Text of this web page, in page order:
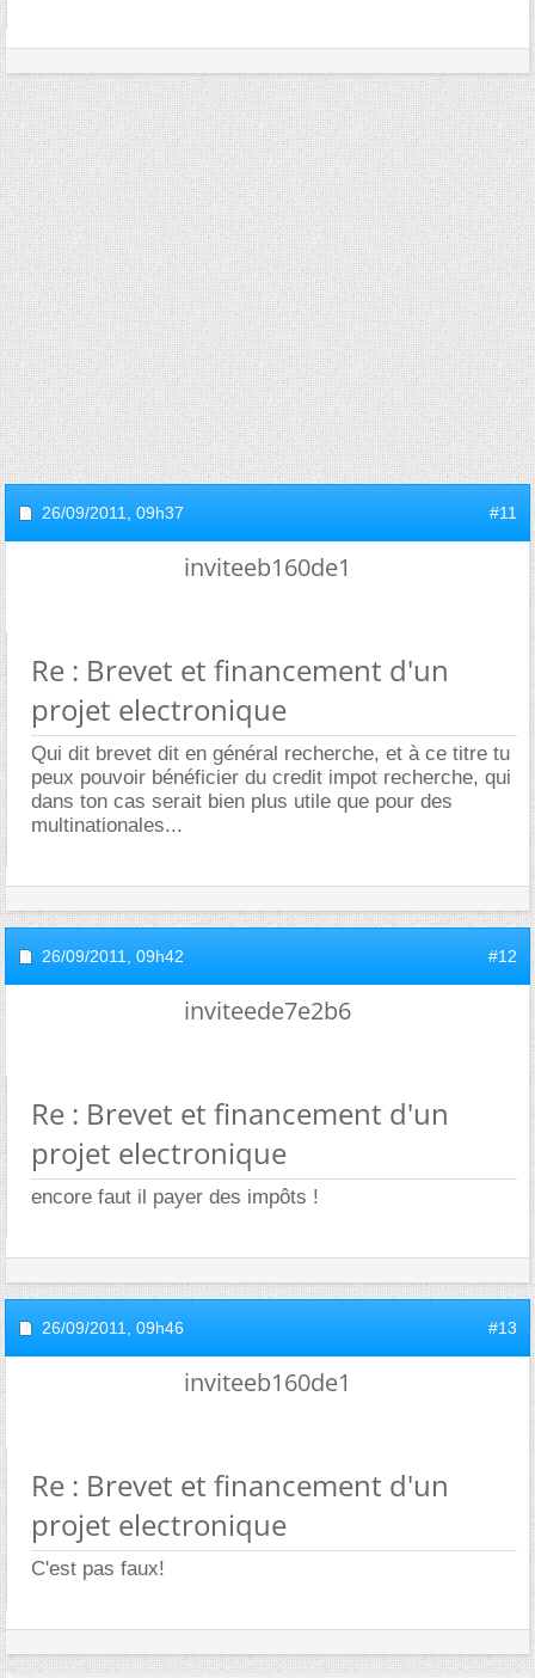
26/09/2011, 09h37 #11
inviteeb160de1
Re : Brevet et financement d'un
projet electronique
Qui dit brevet dit en général recherche, et à ce titre tu
peux pouvoir bénéficier du credit impot recherche, qui
dans ton cas serait bien plus utile que pour des
multinationales...
26/09/2011, 09h42 #12
inviteede7e2b6
Re : Brevet et financement d'un
projet electronique
encore faut il payer des impôts !
26/09/2011, 09h46 #13
inviteeb160de1
Re : Brevet et financement d'un
projet electronique
C'est pas faux!